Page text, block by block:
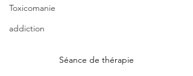
Toxicomanie
addiction
Séance de thérapie